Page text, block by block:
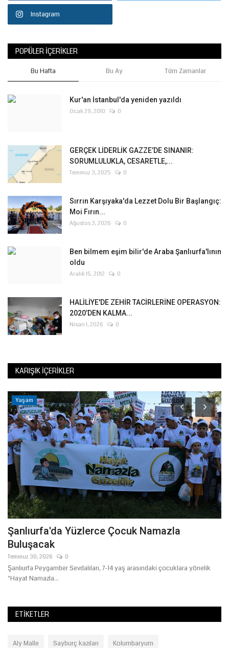
Instagram
POPÜLER İÇERIKLER
Bu Hafta Bu Ay Tüm Zamanlar
Kur'an İstanbul'da yeniden yazıldı
Ocak 29, 2010 0
GERÇEK LİDERLİK GAZZE’DE SINANIR:
SORUMLULUKLA, CESARETLE,...
Temmuz 3, 2025 0
Sırrın Karşıyaka'da Lezzet Dolu Bir Başlangıç:
Moi Fırın...
Ağustos 3, 2026 0
Ben bilmem eşim bilir'de Araba Şanlıurfa'lının
oldu
Aralık 15, 2012 0
HALİLİYE'DE ZEHİR TACİRLERİNE OPERASYON:
2020’DEN KALMA...
Nisan 1, 2026 0
KARIŞIK İÇERIKLER
Yaşam
Şanlıurfa'da Yüzlerce Çocuk Namazla
Buluşacak
Temmuz 30, 2026 0
Şanlıurfa Peygamber Sevdalıları, 7-14 yaş arasındaki çocuklara yönelik
"Hayat Namazla...
ETIKETLER
Aly Malle Sayburç kazıları Kolumbaryum